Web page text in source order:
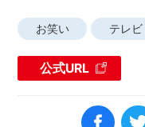
お笑い テレビ
公式URL